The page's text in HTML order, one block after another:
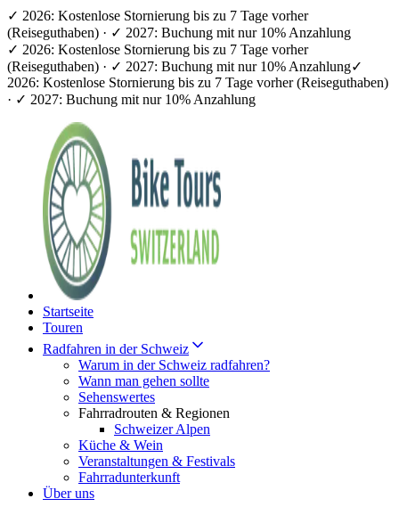
✓ 2026: Kostenlose Stornierung bis zu 7 Tage vorher
(Reiseguthaben) · ✓ 2027: Buchung mit nur 10% Anzahlung
✓ 2026: Kostenlose Stornierung bis zu 7 Tage vorher
(Reiseguthaben) · ✓ 2027: Buchung mit nur 10% Anzahlung✓
2026: Kostenlose Stornierung bis zu 7 Tage vorher (Reiseguthaben)
· ✓ 2027: Buchung mit nur 10% Anzahlung
Startseite
Touren
Radfahren in der Schweiz
Warum in der Schweiz radfahren?
Wann man gehen sollte
Sehenswertes
Fahrradrouten & Regionen
Schweizer Alpen
Küche & Wein
Veranstaltungen & Festivals
Fahrradunterkunft
Über uns